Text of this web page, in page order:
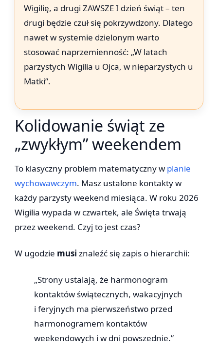
Wigilię, a drugi ZAWSZE I dzień świąt – ten
drugi będzie czuł się pokrzywdzony. Dlatego
nawet w systemie dzielonym warto
stosować naprzemienność: „W latach
parzystych Wigilia u Ojca, w nieparzystych u
Matki”.
Kolidowanie świąt ze
„zwykłym” weekendem
To klasyczny problem matematyczny w planie
wychowawczym. Masz ustalone kontakty w
każdy parzysty weekend miesiąca. W roku 2026
Wigilia wypada w czwartek, ale Święta trwają
przez weekend. Czyj to jest czas?
W ugodzie musi znaleźć się zapis o hierarchii:
„Strony ustalają, że harmonogram
kontaktów świątecznych, wakacyjnych
i feryjnych ma pierwszeństwo przed
harmonogramem kontaktów
weekendowych i w dni powszednie.”